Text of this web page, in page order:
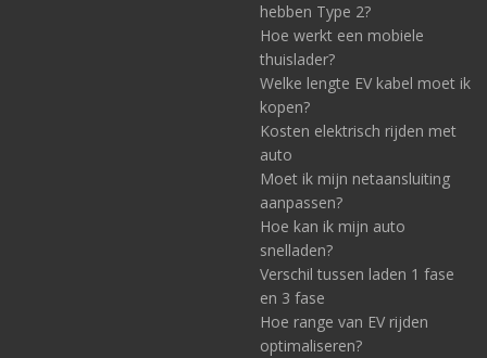
hebben Type 2?
Hoe werkt een mobiele
thuislader?
Welke lengte EV kabel moet ik
kopen?
Kosten elektrisch rijden met
auto
Moet ik mijn netaansluiting
aanpassen?
Hoe kan ik mijn auto
snelladen?
Verschil tussen laden 1 fase
en 3 fase
Hoe range van EV rijden
optimaliseren?